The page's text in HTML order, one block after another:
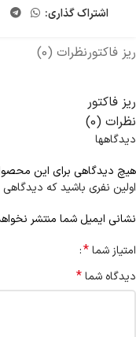
اشتراک گذاری:
ریز فاکتورنظرات (0)
ریز فاکتور
نظرات (0)
دیدگاهها
هیچ دیدگاهی برای این
اولین نفری باشید که
نشانی ایمیل شما منتشر
امتیاز شما*
دیدگاه شما*